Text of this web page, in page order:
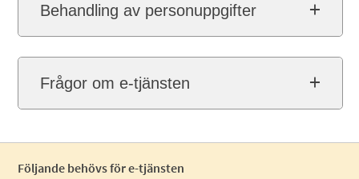
Behandling av personuppgifter
Frågor om e-tjänsten
Följande behövs för e-tjänsten